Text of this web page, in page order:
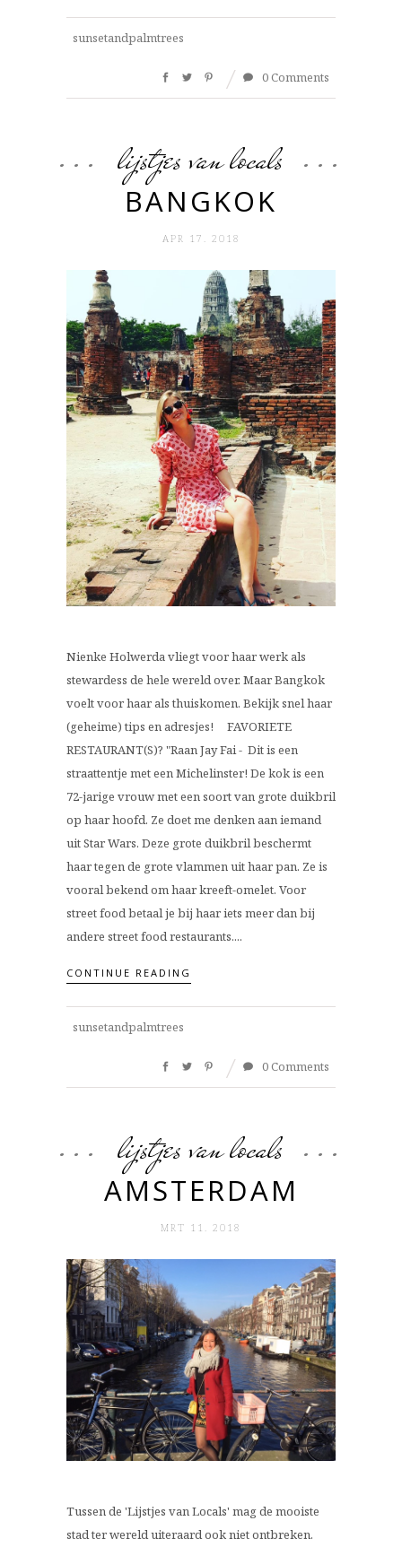
sunsetandpalmtrees
0 Comments
lijstjes van locals
BANGKOK
APR 17. 2018
Nienke Holwerda vliegt voor haar werk als
stewardess de hele wereld over. Maar Bangkok
voelt voor haar als thuiskomen. Bekijk snel haar
(geheime) tips en adresjes! FAVORIETE
RESTAURANT(S)? "Raan Jay Fai - Dit is een
straattentje met een Michelinster! De kok is een
72-jarige vrouw met een soort van grote duikbril
op haar hoofd. Ze doet me denken aan iemand
uit Star Wars. Deze grote duikbril beschermt
haar tegen de grote vlammen uit haar pan. Ze is
vooral bekend om haar kreeft-omelet. Voor
street food betaal je bij haar iets meer dan bij
andere street food restaurants....
CONTINUE READING
sunsetandpalmtrees
0 Comments
lijstjes van locals
AMSTERDAM
MRT 11. 2018
Tussen de 'Lijstjes van Locals' mag de mooiste
stad ter wereld uiteraard ook niet ontbreken.